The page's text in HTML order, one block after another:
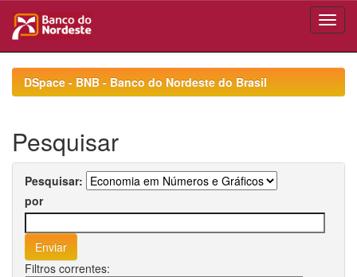
navigationDSpace - BNB - Banco do Nordeste do Brasil
Pesquisar
Pesquisar:
por
Filtros correntes: